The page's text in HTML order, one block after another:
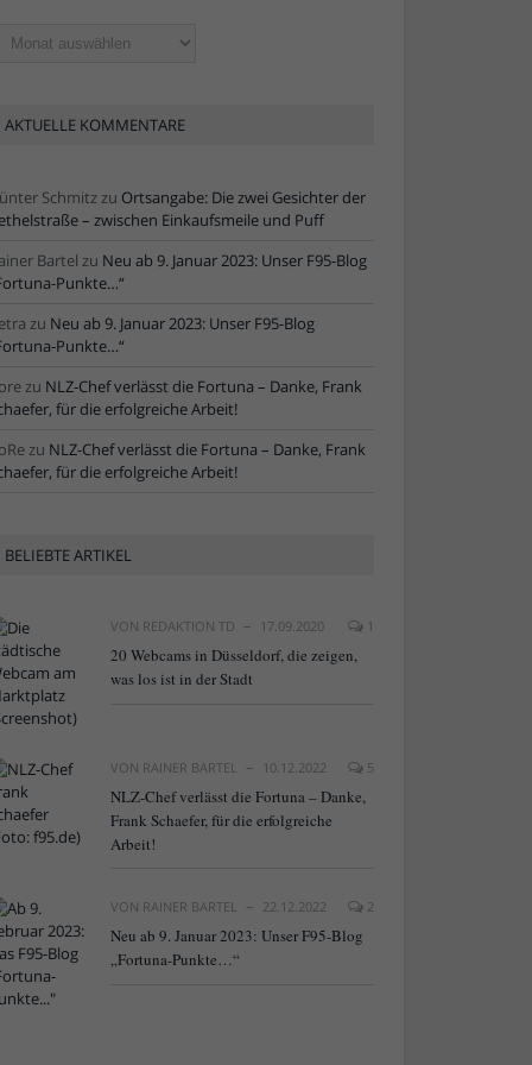
AKTUELLE KOMMENTARE
Schmitzzu Ortsangabe: Die zwei Gesichter der
– zwischen Einkaufsmeile und Puff
Bartel zu Neu ab 9. Januar 2023: Unser F95-Blog
Punkte…“
zu Neu ab 9. Januar 2023: Unser F95-Blog
Punkte…“
zu NLZ-Chef verlässt die Fortuna – Danke, Frank
für die erfolgreiche Arbeit!
zu NLZ-Chef verlässt die Fortuna – Danke, Frank
für die erfolgreiche Arbeit!
BELIEBTE ARTIKEL
VON REDAKTION TD 17.09.2020 1
20 Webcams in Düsseldorf, die zeigen,
was los ist in der Stadt
VON RAINER BARTEL 10.12.2022 5
NLZ-Chef verlässt die Fortuna – Danke,
Frank Schaefer, für die erfolgreiche
Arbeit!
VON RAINER BARTEL 22.12.2022 2
Neu ab 9. Januar 2023: Unser F95-Blog
„Fortuna-Punkte…“